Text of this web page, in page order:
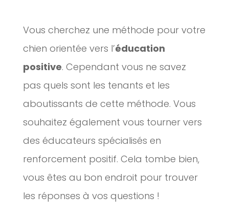
Vous cherchez une méthode pour votre
chien orientée vers l’éducation
positive. Cependant vous ne savez
pas quels sont les tenants et les
aboutissants de cette méthode. Vous
souhaitez également vous tourner vers
des éducateurs spécialisés en
renforcement positif. Cela tombe bien,
vous êtes au bon endroit pour trouver
les réponses à vos questions !